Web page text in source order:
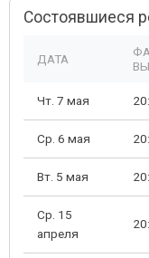
Состоявшиеся
ДАТА
Чт. 7 мая
Ср. 6 мая
Вт. 5 мая
Ср. 15
апреля